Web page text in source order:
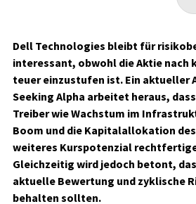
Dell Technologies bleibt für
interessant, obwohl die Aktie nach
teuer einzustufen ist. Ein aktueller
Seeking Alpha arbeitet heraus,
Treiber wie Wachstum im
Boom und die Kapitalallokation
weiteres Kurspotenzial
Gleichzeitig wird jedoch betont,
aktuelle Bewertung und zyklische
behalten sollten.